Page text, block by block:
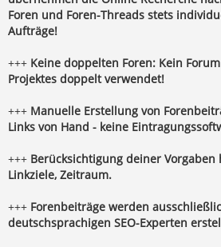
Foren und Foren-Threads stets
Aufträge!
+++ Keine doppelten Foren: Kein
Projektes doppelt verwendet!
+++ Manuelle Erstellung von
Links von Hand - keine
+++ Berücksichtigung deiner
Linkziele, Zeitraum.
+++ Forenbeiträge werden
deutschsprachigen SEO-Experten